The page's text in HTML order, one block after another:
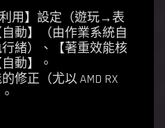
利用】設定（遊玩→表
動】（由作業系統自
緒）、【著重效能核
動】。
修正（尤以 AMD RX